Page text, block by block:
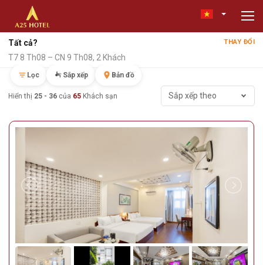
Tất cả? THAY ĐỔI
T7 8 Th08 – CN 9 Th08, 2 Khách
Lọc Sắp xếp Bản đồ
Hiển thị 25 - 36 của 65 Khách sạn Sắp xếp theo